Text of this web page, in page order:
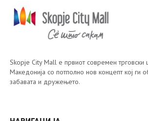
Skopje City Mall е првиот современ трговски
Македонија со потполно нов концепт кој ги
забавата и дружењето.